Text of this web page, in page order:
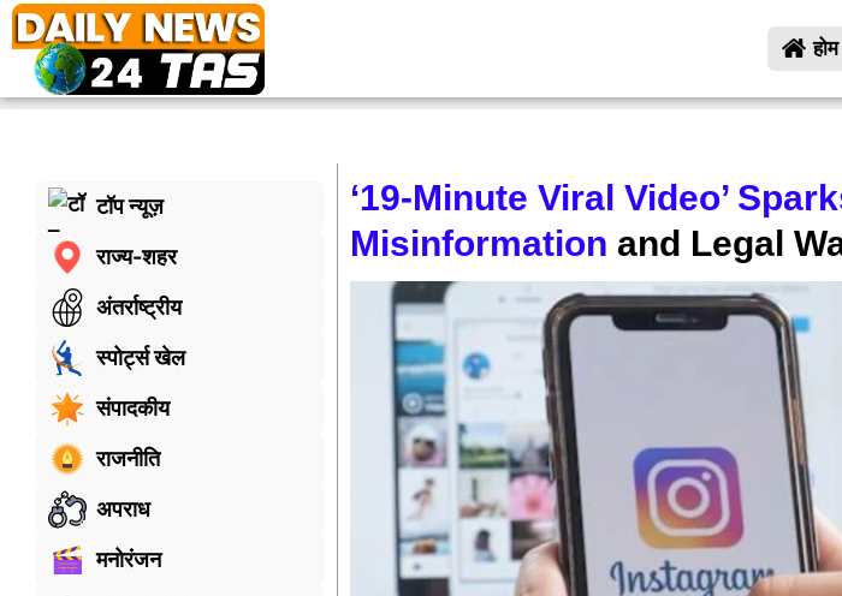
होम
टॉप न्यूज़
राज्य-शहर
अंतर्राष्ट्रीय
स्पोर्ट्स खेल
संपादकीय
राजनीति
अपराध
मनोरंजन
‘19-Minute Viral Video’
Misinformation and Legal